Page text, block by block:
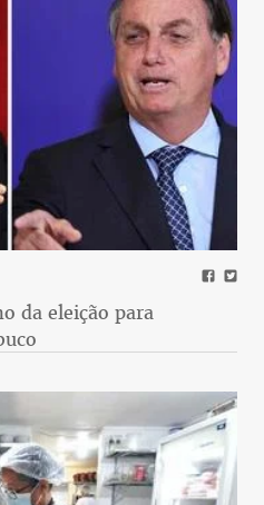
da eleição para